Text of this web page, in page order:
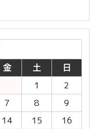
金 土
日
1
2
7 8
9
14 15
16